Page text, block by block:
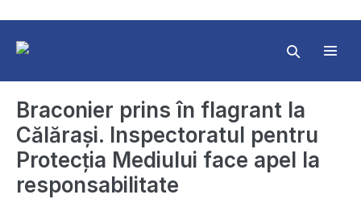
content
Search
Braconier prins în flagrant la
Călărași. Inspectoratul pentru
Protecția Mediului face apel la
responsabilitate